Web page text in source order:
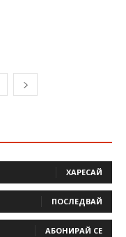
ХАРЕСАЙ
ПОСЛЕДВАЙ
АБОНИРАЙ СЕ